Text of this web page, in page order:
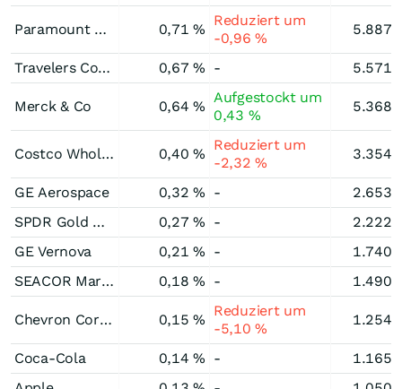
Paramount Skydance Corporations Registered (B) 0,71 %
Reduziert um
-0,96 %
Travelers Companies 0,67 % -
Merck & Co 0,64 %
Aufgestockt um
0,43 %
Costco Wholesale 0,40 %
Reduziert um
-2,32 %
GE Aerospace 0,32 % -
SPDR Gold Minishares Trust SPDR Gold Minishares Trust
0,27 % -
GE Vernova
0,21 % -
SEACOR Marine Holdings
0,18 % -
Chevron Corporation 0,15 %
Reduziert um
-5,10 %
Coca-Cola 0,14 % -